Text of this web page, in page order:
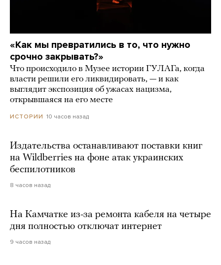
«Как мы превратились в то, что нужно
срочно закрывать?»
Что происходило в Музее истории ГУЛАГа, когда
власти решили его ликвидировать, — и как
выглядит экспозиция об ужасах нацизма,
открывшаяся на его месте
ИСТОРИИ 10 часов назад
Издательства останавливают поставки книг
на Wildberries на фоне атак украинских
беспилотников
8 часов назад
На Камчатке из-за ремонта кабеля на четыре
дня полностью отключат интернет
9 часов назад